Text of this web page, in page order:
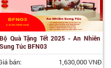
Bộ Quà Tặng Tết 2025 - An Nhiên
Sung Túc BFN03
bán: 1,630,000 VNĐ